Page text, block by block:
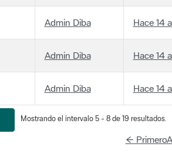
Admin Diba Hace 14
Admin Diba Hace 14
Admin Diba Hace 14
Mostrando el intervalo 5 - 8 de 19 resultados.
← Primero